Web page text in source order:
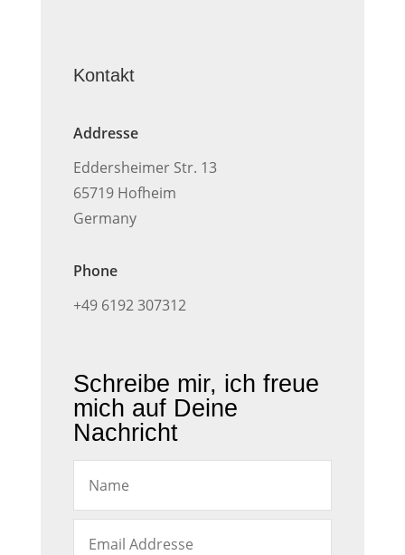
Kontakt
Addresse
Eddersheimer Str. 13
65719 Hofheim
Germany
Phone
+49 6192 307312
Schreibe mir, ich freue
mich auf Deine
Nachricht